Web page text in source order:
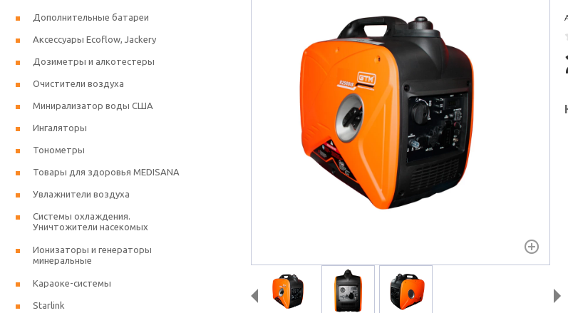
Дополнительные батареи
Аксессуары Ecoflow, Jackery
Дозиметры и алкотестеры
Очистители воздуха
Минирализатор воды США
Ингаляторы
Тонометры
Товары для здоровья MEDISANA
Увлажнители воздуха
Системы охлаждения.
Уничтожители насекомых
Ионизаторы и генераторы
минеральные
Караоке-системы
Starlink